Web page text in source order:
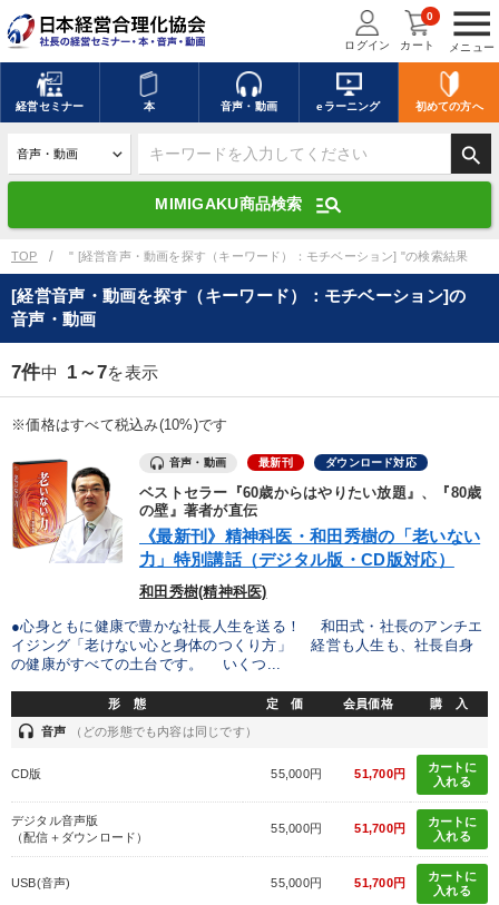
menu
メニュー
ログイン カート
0
経営セミナー 本 音声・動画 eラーニング 初めての方へ
search
MIMIGAKU商品検索 manage_search
キーワードを入力して探す
デジタル版対応のみ検索結果に表示する
search 上記の条件で検索
mic 講演収録物を探す
全国経営者セミナー講演収録物（全1315タイトル）からお探しいただけ
ます
優秀各社の智恵と戦略 事業家のロマンと経営
若手異才経営者の発想 専門家のアドバイス
テーマ
資産戦略 最新トレンドと時代の潮流を押さえる
【4月】音声・映像 最新技術・トレンド
数字・税務・決算書
2026年夏季全国経営者セミナー収録講演ＣＤ・講演ＤＶＤ・デジ
タル版（音声／動画ストリーミング・ダウンロード）
TOP " [経営音声・動画を探す（キーワード）：モチベーション] "の検索結果
[経営音声・動画を探す（キーワード）：モチベーション]の
音声・動画
7件中 1～7を表示
※価格はすべて税込み(10%)です
音声・動画 最新刊 ダウンロード対応
ベストセラー『60歳からはやりたい放題』、『80歳
の壁』著者が直伝
《最新刊》精神科医・和田秀樹の「老いない
力」特別講話（デジタル版・CD版対応）
和田秀樹(精神科医)
●心身ともに健康で豊かな社長人生を送る！ 和田式・社長のアンチエ
イジング「老けない心と身体のつくり方」 経営も人生も、社長自身
の健康がすべての土台です。 いくつ...
形 態 定 価 会員価格 購 入
headset 音声 （どの形態でも内容は同じです）
CD版 55,000円 51,700円
カートに
入れる
デジタル音声版
（配信＋ダウンロード）
55,000円 51,700円
カートに
入れる
USB(音声) 55,000円 51,700円
カートに
入れる